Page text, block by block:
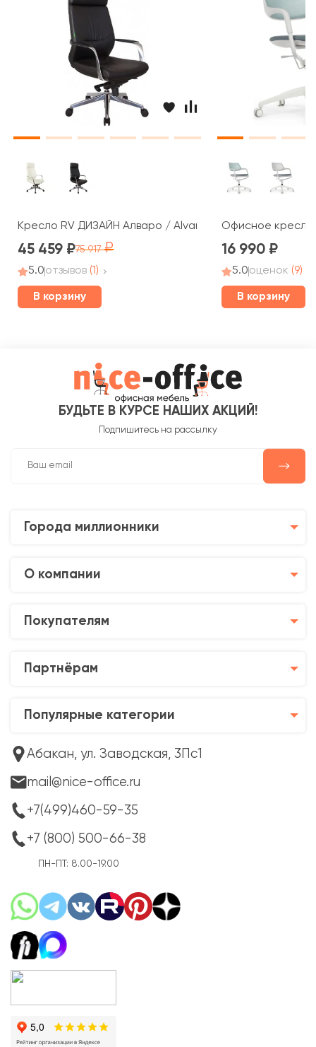
Кресло RV ДИЗАЙН Алваро / Alvaro (A1815)
45 459 75 917
5.0отзывов (1)
В корзину
Офисное кресло
16 990
5.0оценок (9)
В корзину
БУДЬТЕ В КУРСЕ НАШИХ АКЦИЙ!
Подпишитесь на рассылку
Города миллионники
О компании
Покупателям
Партнёрам
Популярные категории
Абакан, ул. Заводская, 3Пс1
mail@nice-office.ru
+7(499)460-59-35
+7 (800) 500-66-38
ПН-ПТ: 8.00-19.00